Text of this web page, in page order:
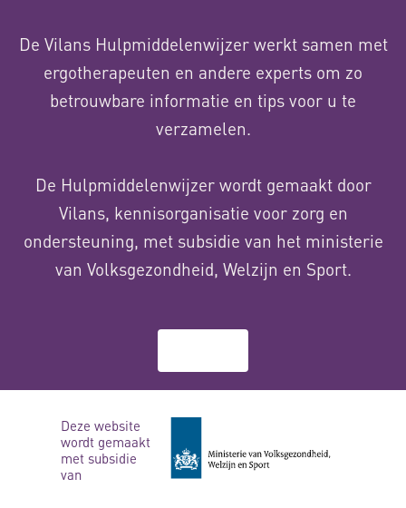
De Vilans Hulpmiddelenwijzer werkt samen met
ergotherapeuten en andere experts om zo
betrouwbare informatie en tips voor u te
verzamelen.
De Hulpmiddelenwijzer wordt gemaakt door
Vilans, kennisorganisatie voor zorg en
ondersteuning, met subsidie van het ministerie
van Volksgezondheid, Welzijn en Sport.
Deze website
wordt gemaakt
met subsidie
van